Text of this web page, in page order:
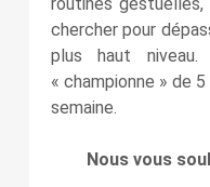
chercher pour
plus haut
« championne » de
semaine.
Nous vous